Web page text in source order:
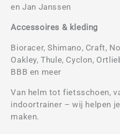
en Jan Janssen
Accessoires & kleding
Bioracer, Shimano, Craft,
Oakley, Thule, Cyclon,
BBB en meer
Van helm tot fietsschoen,
indoortrainer – wij helpen
maken.